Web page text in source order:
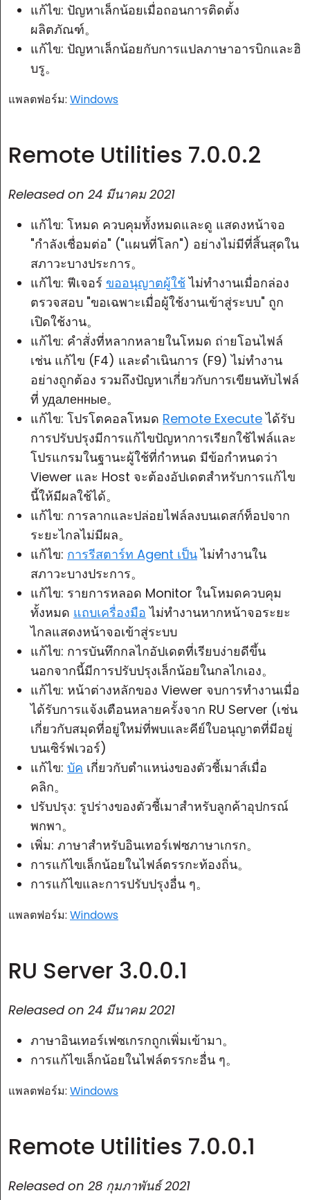
แก้ไข: ปัญหาเล็กน้อยเมื่อถอนการติดตั้ง
ผลิตภัณฑ์。
แก้ไข: ปัญหาเล็กน้อยกับการแปลภาษาอารบิกและฮิ
บรู。
แพลตฟอร์ม: Windows
Remote Utilities 7.0.0.2
Released on 24 มีนาคม 2021
แก้ไข: โหมด ควบคุมทั้งหมดและดู แสดงหน้าจอ
"กำลังเชื่อมต่อ" ("แผนที่โลก") อย่างไม่มีที่สิ้นสุดใน
สภาวะบางประการ。
แก้ไข: ฟีเจอร์ ขออนุญาตผู้ใช้ไม่ทำงานเมื่อกล่อง
ตรวจสอบ "ขอเฉพาะเมื่อผู้ใช้งานเข้าสู่ระบบ" ถูก
เปิดใช้งาน。
แก้ไข: คำสั่งที่หลากหลายในโหมด ถ่ายโอนไฟล์
เช่น แก้ไข (F4) และดำเนินการ (F9) ไม่ทำงาน
อย่างถูกต้อง รวมถึงปัญหาเกี่ยวกับการเขียนทับไฟล์
ที่ удаленные。
แก้ไข: โปรโตคอลโหมด Remote Executeได้รับ
การปรับปรุงมีการแก้ไขปัญหาการเรียกใช้ไฟล์และ
โปรแกรมในฐานะผู้ใช้ที่กำหนด มีข้อกำหนดว่า
Viewer และ Host จะต้องอัปเดตสำหรับการแก้ไข
นี้ให้มีผลใช้ได้。
แก้ไข: การลากและปล่อยไฟล์ลงบนเดสก์ท็อปจาก
ระยะไกลไม่มีผล。
แก้ไข: การรีสตาร์ท Agent เป็นไม่ทำงานใน
สภาวะบางประการ。
แก้ไข: รายการหลอด Monitor ในโหมดควบคุม
ทั้งหมด แถบเครื่องมือ ไม่ทำงานหากหน้าจอระยะ
ไกลแสดงหน้าจอเข้าสู่ระบบ
แก้ไข: การบันทึกกลไกอัปเดตที่เรียบง่ายดีขึ้น
นอกจากนี้มีการปรับปรุงเล็กน้อยในกลไกเอง。
แก้ไข: หน้าต่างหลักของ Viewer จบการทำงานเมื่อ
ได้รับการแจ้งเตือนหลายครั้งจาก RU Server (เช่น
เกี่ยวกับสมุดที่อยู่ใหม่ที่พบและคีย์ใบอนุญาตที่มีอยู่
บนเซิร์ฟเวอร์)
แก้ไข: บัค เกี่ยวกับตำแหน่งของตัวชี้เมาส์เมื่อ
คลิก。
ปรับปรุง: รูปร่างของตัวชี้เมาสำหรับลูกค้าอุปกรณ์
พกพา。
เพิ่ม: ภาษาสำหรับอินเทอร์เฟซภาษาเกรก。
การแก้ไขเล็กน้อยในไฟล์ตรรกะท้องถิ่น。
การแก้ไขและการปรับปรุงอื่น ๆ。
แพลตฟอร์ม: Windows
RU Server 3.0.0.1
Released on 24 มีนาคม 2021
ภาษาอินเทอร์เฟซเกรกถูกเพิ่มเข้ามา。
การแก้ไขเล็กน้อยในไฟล์ตรรกะอื่น ๆ。
แพลตฟอร์ม: Windows
Remote Utilities 7.0.0.1
Released on 28 กุมภาพันธ์ 2021